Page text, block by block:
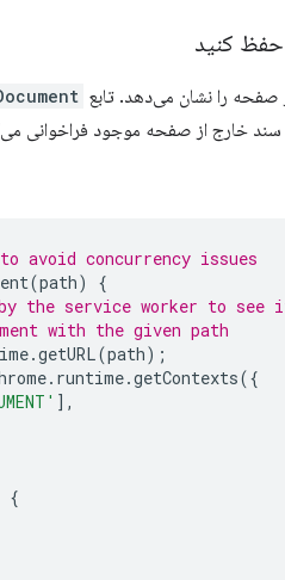
کنید
صفحه را نشان می‌دهد. تابع
سند خارج از صفحه موجود فراخوانی
avoid concurrency issues
(path)
{
the service worker to see
with the given path
.getURL(path);
. runtime.getContexts({
],
{